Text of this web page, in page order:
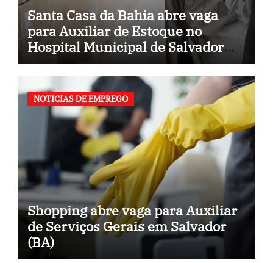
Santa Casa da Bahia abre vaga
para Auxiliar de Estoque no
Hospital Municipal de Salvador
(BA)
NOTICIAS DE EMPREGO
Shopping abre vaga para Auxiliar
de Serviços Gerais em Salvador
(BA)